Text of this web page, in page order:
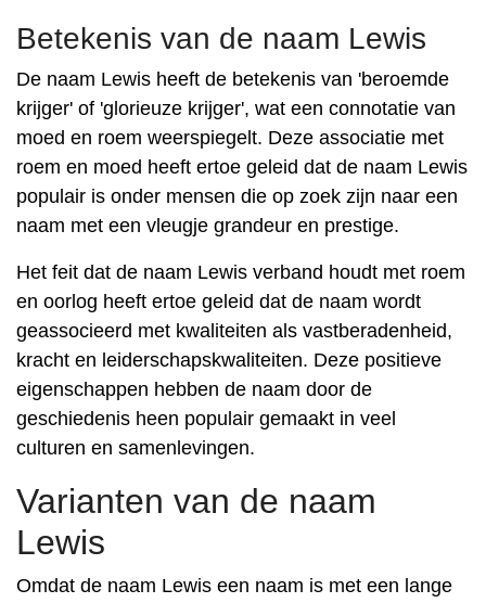
Betekenis van de naam Lewis
De naam Lewis heeft de betekenis van 'beroemde
krijger' of 'glorieuze krijger', wat een connotatie van
moed en roem weerspiegelt. Deze associatie met
roem en moed heeft ertoe geleid dat de naam Lewis
populair is onder mensen die op zoek zijn naar een
naam met een vleugje grandeur en prestige.
Het feit dat de naam Lewis verband houdt met roem
en oorlog heeft ertoe geleid dat de naam wordt
geassocieerd met kwaliteiten als vastberadenheid,
kracht en leiderschapskwaliteiten. Deze positieve
eigenschappen hebben de naam door de
geschiedenis heen populair gemaakt in veel
culturen en samenlevingen.
Varianten van de naam
Lewis
Omdat de naam Lewis een naam is met een lange